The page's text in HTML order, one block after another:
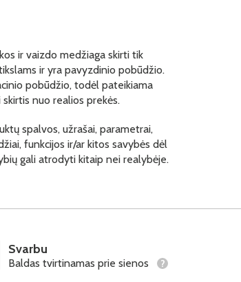
ir vaizdo medžiaga skirti tik
ir yra pavyzdinio pobūdžio.
pobūdžio, todėl pateikiama
nuo realios prekės.
spalvos, užrašai, parametrai,
funkcijos ir/ar kitos savybės dėl
gali atrodyti kitaip nei realybėje.
Svarbu
Baldas tvirtinamas prie sienos ?